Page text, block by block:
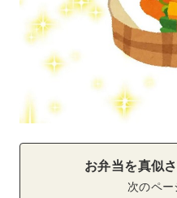
お弁当を真似
次のペー